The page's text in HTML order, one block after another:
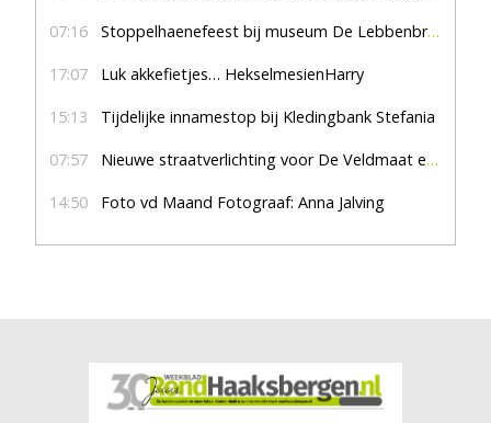
07:16 Stoppelhaenefeest bij museum De Lebbenbrugge
17:07 Luk akkefietjes… HekselmesienHarry
15:13 Tijdelijke innamestop bij Kledingbank Stefania
07:57 Nieuwe straatverlichting voor De Veldmaat en De Pas
14:50 Foto vd Maand Fotograaf: Anna Jalving